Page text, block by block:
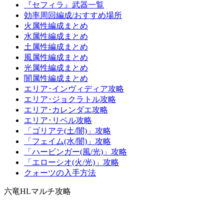
『セフィラ』武器一覧
効率周回編成/おすすめ場所
火属性編成まとめ
水属性編成まとめ
土属性編成まとめ
風属性編成まとめ
光属性編成まとめ
闇属性編成まとめ
エリア･インヴィディア攻略
エリア･ジョクラトル攻略
エリア･カレンダエ攻略
エリア･リベル攻略
「ゴリアテ(土/闇)」攻略
「フェイム(水/闇)」攻略
「ハービンガー(風/光)」攻略
「エローシオ(火/光)」攻略
クォーツの入手方法
六竜HLマルチ攻略